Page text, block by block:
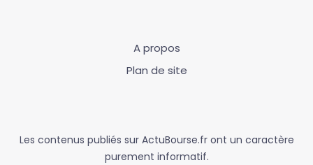
A propos
Plan de site
Les contenus publiés sur ActuBourse.fr ont un caractère
purement informatif.